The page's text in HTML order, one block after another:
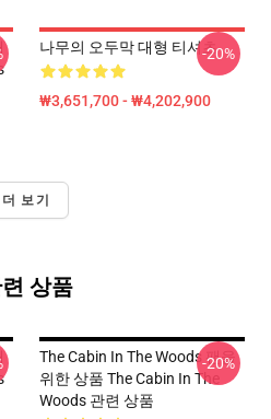
나무의 오두막 대형 티셔츠
₩3,651,700 - ₩4,202,900
-20%
더 보기
상품
The Cabin In The Woods 팬을
위한 상품 The Cabin In The
Woods 관련 상품
-20%